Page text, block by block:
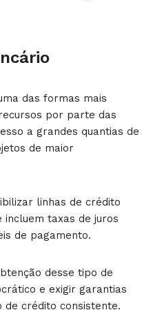
das formas mais
por parte das
a grandes quantias de
de maior
linhas de crédito
taxas de juros
de pagamento.
desse tipo de
e exigir garantias
de crédito consistente.